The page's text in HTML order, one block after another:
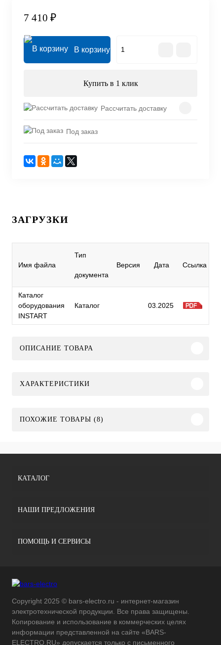
7 410 ₽
В корзину
Купить в 1 клик
Рассчитать доставку
Под заказ
ЗАГРУЗКИ
Имя файла
Тип
документа
Версия Дата Ссылка
Каталог
оборудования
INSTART
Каталог 03.2025
ОПИСАНИЕ ТОВАРА
ХАРАКТЕРИСТИКИ
ПОХОЖИЕ ТОВАРЫ (8)
КАТАЛОГ
НАШИ ПРЕДЛОЖЕНИЯ
ПОМОЩЬ И СЕРВИСЫ
Copyright 2025 © bars-electro.ru - интернет-магазин
электротехнической продукции. Все права защищены.
Копирование и использование в коммерческих целях
информации представленной на сайте «BARS-
ELECTRO.RU» допускается только с письменного